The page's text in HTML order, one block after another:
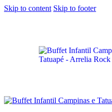
Skip to content Skip to footer